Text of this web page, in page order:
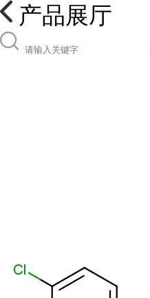
产品展厅